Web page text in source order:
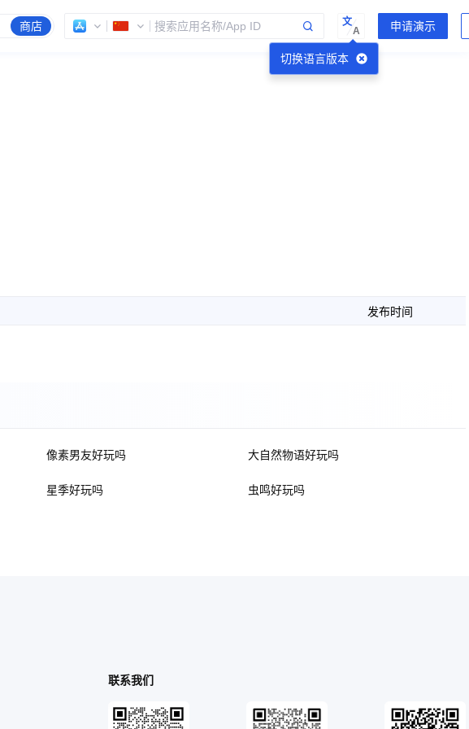
商店
切换语言版本
文
A
发布时间
像素男友好玩吗 大自然物语好玩吗
星季好玩吗 虫鸣好玩吗
联系我们